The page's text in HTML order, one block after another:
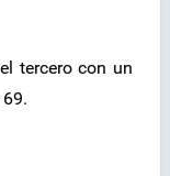
tercero con un